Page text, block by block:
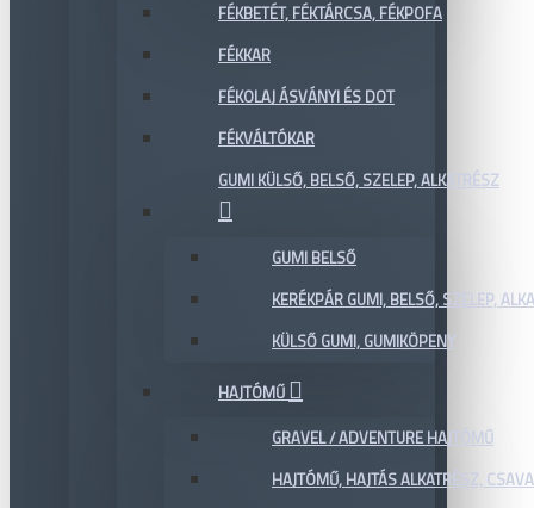
FÉKBETÉT, FÉKTÁRCSA, FÉKPOFA
FÉKKAR
FÉKOLAJ ÁSVÁNYI ÉS DOT
FÉKVÁLTÓKAR
GUMI KÜLSŐ, BELSŐ, SZELEP, ALKATRÉSZ
GUMI BELSŐ
KERÉKPÁR GUMI, BELSŐ, SZELEP,
KÜLSŐ GUMI, GUMIKÖPENY
HAJTÓMŰ
GRAVEL / ADVENTURE HAJTÓMŰ
HAJTÓMŰ, HAJTÁS ALKATRÉSZ,